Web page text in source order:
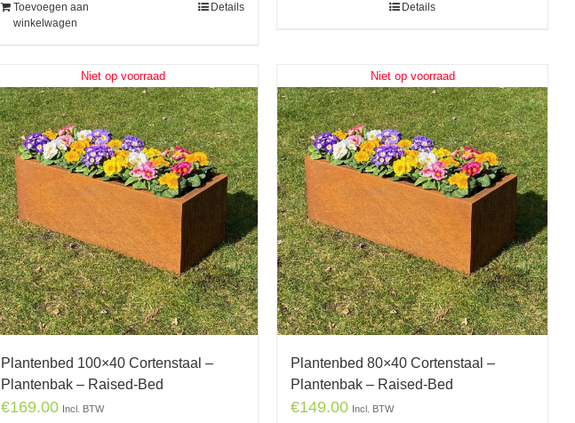
Toevoegen aan
winkelwagen
Details Details
Niet op voorraad
Plantenbed 100×40 Cortenstaal –
Plantenbak – Raised-Bed
€169.00 Incl. BTW
Niet op voorraad
Plantenbed 80×40 Cortenstaal –
Plantenbak – Raised-Bed
€149.00 Incl. BTW